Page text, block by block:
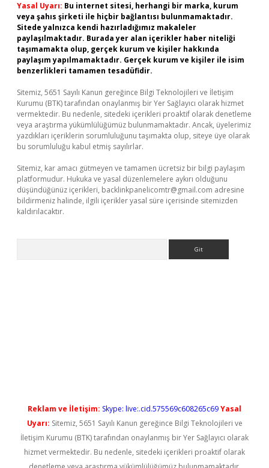
Yasal Uyarı: Bu internet sitesi, herhangi bir marka, kurum
veya şahıs şirketi ile hiçbir bağlantısı bulunmamaktadır.
Sitede yalnızca kendi hazırladığımız makaleler
paylaşılmaktadır. Burada yer alan içerikler haber niteliği
taşımamakta olup, gerçek kurum ve kişiler hakkında
paylaşım yapılmamaktadır. Gerçek kurum ve kişiler ile isim
benzerlikleri tamamen tesadüfidir.
Sitemiz, 5651 Sayılı Kanun gereğince Bilgi Teknolojileri ve İletişim
Kurumu (BTK) tarafından onaylanmış bir Yer Sağlayıcı olarak hizmet
vermektedir. Bu nedenle, sitedeki içerikleri proaktif olarak denetleme
veya araştırma yükümlülüğümüz bulunmamaktadır. Ancak, üyelerimiz
yazdıkları içeriklerin sorumluluğunu taşımakta olup, siteye üye olarak
bu sorumluluğu kabul etmiş sayılırlar.
Sitemiz, kar amacı gütmeyen ve tamamen ücretsiz bir bilgi paylaşım
platformudur. Hukuka ve yasal düzenlemelere aykırı olduğunu
düşündüğünüz içerikleri, backlinkpanelicomtr@gmail.com adresine
bildirmeniz halinde, ilgili içerikler yasal süre içerisinde sitemizden
kaldırılacaktır.
Reklam ve İletişim: Skype: live:.cid.575569c608265c69Yasal
Uyarı: Sitemiz, 5651 Sayılı Kanun gereğince Bilgi Teknolojileri ve
İletişim Kurumu (BTK) tarafından onaylanmış bir Yer Sağlayıcı olarak
hizmet vermektedir. Bu nedenle, sitedeki içerikleri proaktif olarak